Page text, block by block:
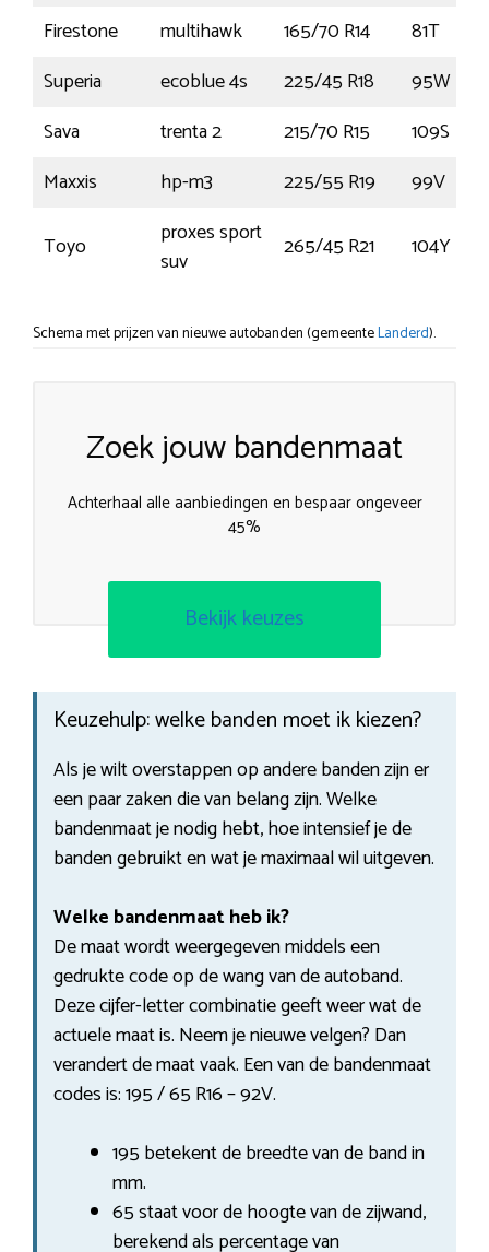
Firestone
multihawk 165/70 R14
81T
Superia
ecoblue 4s 225/45 R18
95W
Sava
trenta 2 215/70 R15
109S
Maxxis
hp-m3 225/55 R19
99V
Toyo
proxes sport
suv
265/45 R21 104Y
Schema met prijzen van nieuwe autobanden (gemeenteLanderd).
Zoek jouw bandenmaat
Achterhaal alle aanbiedingen en bespaar ongeveer
45%
Bekijk keuzes
Keuzehulp: welke banden moet ik kiezen?
Als je wilt overstappen op andere banden zijn er
een paar zaken die van belang zijn. Welke
bandenmaat je nodig hebt, hoe intensief je de
banden gebruikt en wat je maximaal wil uitgeven.
Welke bandenmaat heb ik?
De maat wordt weergegeven middels een
gedrukte code op de wang van de autoband.
Deze cijfer-letter combinatie geeft weer wat de
actuele maat is. Neem je nieuwe velgen? Dan
verandert de maat vaak. Een van de bandenmaat
codes is: 195 / 65 R16 – 92V.
195 betekent de breedte van de band in
mm.
65 staat voor de hoogte van de zijwand,
berekend als percentage van